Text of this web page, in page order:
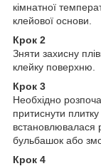
кімнатної
клейової основи.
Крок 2
Зняти захисну
клейку поверхню.
Крок 3
Необхідно
притиснути
встановлювалася
бульбашок або
Крок 4